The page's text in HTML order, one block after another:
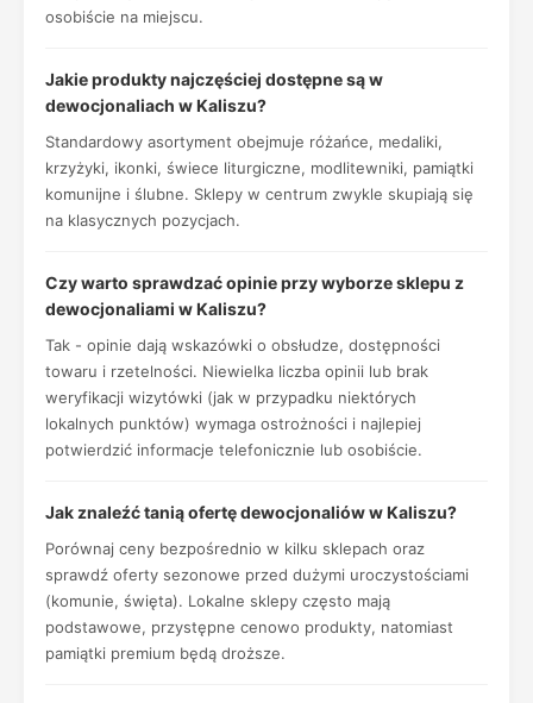
osobiście na miejscu.
Jakie produkty najczęściej dostępne są w
dewocjonaliach w Kaliszu?
Standardowy asortyment obejmuje różańce, medaliki,
krzyżyki, ikonki, świece liturgiczne, modlitewniki, pamiątki
komunijne i ślubne. Sklepy w centrum zwykle skupiają się
na klasycznych pozycjach.
Czy warto sprawdzać opinie przy wyborze sklepu z
dewocjonaliami w Kaliszu?
Tak - opinie dają wskazówki o obsłudze, dostępności
towaru i rzetelności. Niewielka liczba opinii lub brak
weryfikacji wizytówki (jak w przypadku niektórych
lokalnych punktów) wymaga ostrożności i najlepiej
potwierdzić informacje telefonicznie lub osobiście.
Jak znaleźć tanią ofertę dewocjonaliów w Kaliszu?
Porównaj ceny bezpośrednio w kilku sklepach oraz
sprawdź oferty sezonowe przed dużymi uroczystościami
(komunie, święta). Lokalne sklepy często mają
podstawowe, przystępne cenowo produkty, natomiast
pamiątki premium będą droższe.